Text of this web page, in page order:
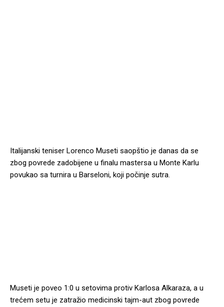
Italijanski teniser Lorenco Museti saopštio je danas da se
zbog povrede zadobijene u finalu mastersa u Monte Karlu
povukao sa turnira u Barseloni, koji počinje sutra.
Museti je poveo 1:0 u setovima protiv Karlosa Alkaraza, a u
trećem setu je zatražio medicinski tajm-aut zbog povrede